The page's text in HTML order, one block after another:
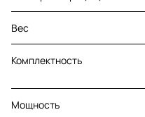
Вес
Комплектность
Мощность